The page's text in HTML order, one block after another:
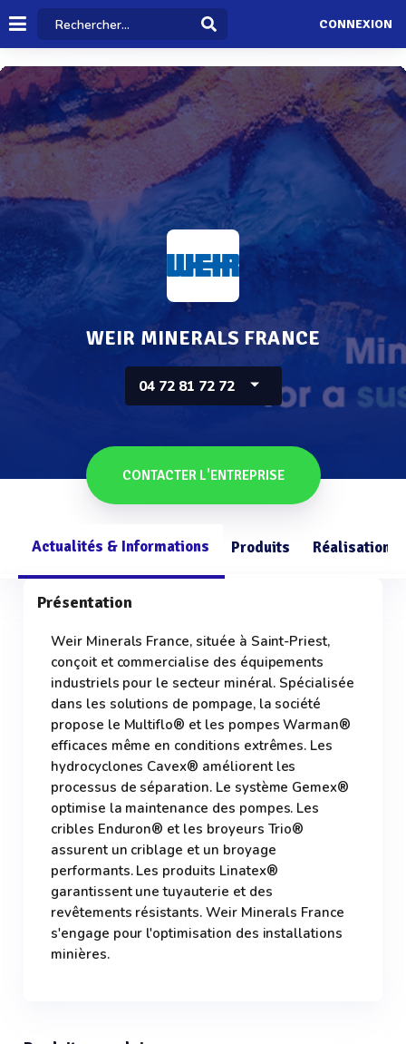
CONNEXION
WEIR MINERALS FRANCE
04 72 81 72 72
CONTACTER L'ENTREPRISE
Actualités & Informations Produits Réalisations
Présentation
Weir Minerals France, située à Saint-Priest,
conçoit et commercialise des équipements
industriels pour le secteur minéral. Spécialisée
dans les solutions de pompage, la société
propose le Multiflo® et les pompes Warman®
efficaces même en conditions extrêmes. Les
hydrocyclones Cavex® améliorent les
processus de séparation. Le système Gemex®
optimise la maintenance des pompes. Les
cribles Enduron® et les broyeurs Trio®
assurent un criblage et un broyage
performants. Les produits Linatex®
garantissent une tuyauterie et des
revêtements résistants. Weir Minerals France
s'engage pour l'optimisation des installations
minières.